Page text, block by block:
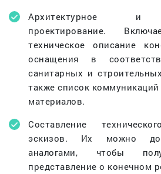
Архитектурное и
проектирование.
техническое описание
оснащения в
санитарных и
также список
материалов.
Составление
эскизов. Их можно
аналогами, чтобы
представление о конечном